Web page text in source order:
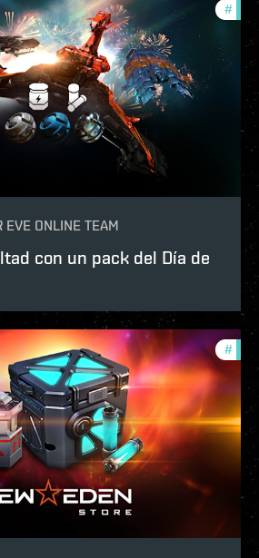
#
EVE ONLINE TEAM
con un pack del Día de
#